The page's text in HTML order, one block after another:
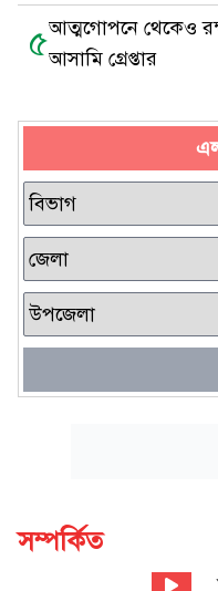
৫আত্মগোপনে থেকেও
আসামি গ্রেপ্তার
সম্পর্কিত